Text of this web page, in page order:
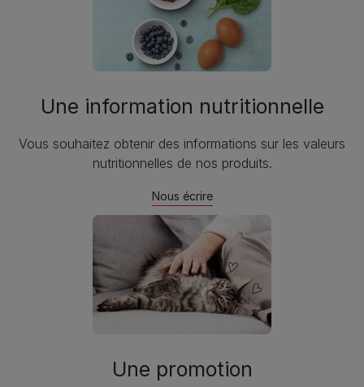
Une information nutritionnelle
Vous souhaitez obtenir des informations sur les valeurs
nutritionnelles de nos produits.
Nous écrire
Une promotion